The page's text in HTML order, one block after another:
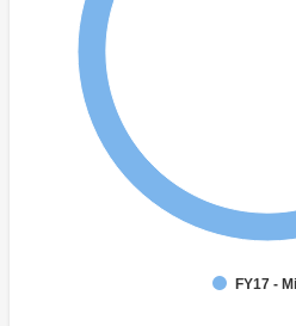
FY17 -